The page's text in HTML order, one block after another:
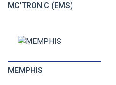
MC’TRONIC (EMS)
MEMPHIS